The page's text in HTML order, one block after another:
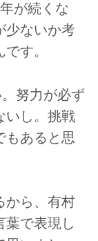
が続くな
少ないか考
す。
努力が必ず
いし。挑戦
もあると思
ら、有村
葉で表現し